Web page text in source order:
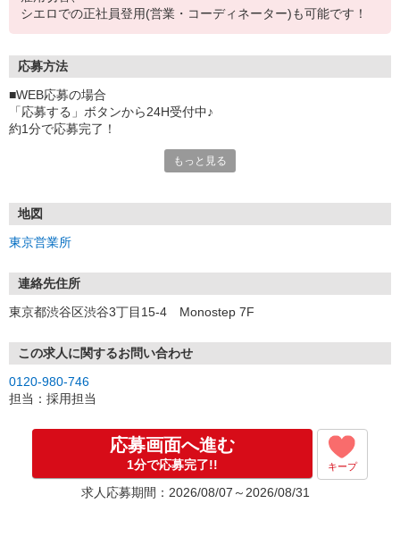
シエロでの正社員登用(営業・コーディネーター)も可能です！
応募方法
■WEB応募の場合
「応募する」ボタンから24H受付中♪
約1分で応募完了！
①応募から3営業日を目安に、メールorお電話でご連絡します。
★スマホでWEB面接（LINEなど）・出張面接・事務所面接と選べま
す
③面接実施（履歴書不要）
※ご希望があれば、職場見学の調整もOKです！
お気軽にご応募ください♪
もっと見る
地図
東京営業所
連絡先住所
東京都渋谷区渋谷3丁目15-4 Monostep 7F
この求人に関するお問い合わせ
0120-980-746
担当：採用担当
応募画面へ進む
1分で応募完了!! キープ
求人応募期間：2026/08/07～2026/08/31